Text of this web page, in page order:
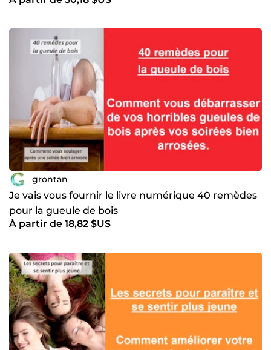
grontan
Je vais vous fournir le livre numérique 40 remèdes
pour la gueule de bois
À partir de 18,82 $US